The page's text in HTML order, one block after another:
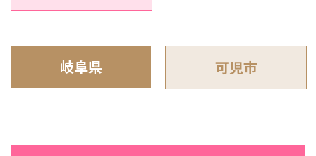
岐阜県 可児市